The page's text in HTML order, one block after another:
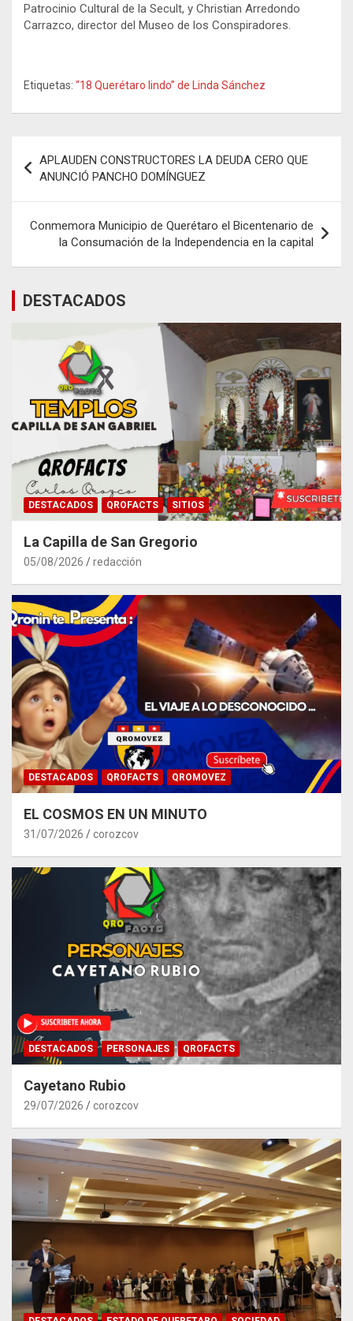
Patrocinio Cultural de la Secult, y Christian Arredondo
Carrazco, director del Museo de los Conspiradores.
Etiquetas: “18 Querétaro lindo” de Linda Sánchez
de
entradas
APLAUDEN CONSTRUCTORES LA DEUDA CERO QUE
ANUNCIÓ PANCHO DOMÍNGUEZ
Conmemora Municipio de Querétaro el Bicentenario de
la Consumación de la Independencia en la capital
DESTACADOS
DESTACADOS QROFACTS SITIOS
La Capilla de San Gregorio
05/08/2026 redacción
DESTACADOS QROFACTS QROMOVEZ
EL COSMOS EN UN MINUTO
31/07/2026 corozcov
DESTACADOS PERSONAJES QROFACTS
Cayetano Rubio
29/07/2026 corozcov